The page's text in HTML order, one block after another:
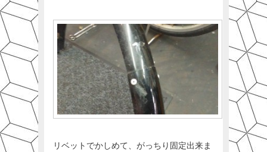
リベットでかしめて、がっちり固定出来ま